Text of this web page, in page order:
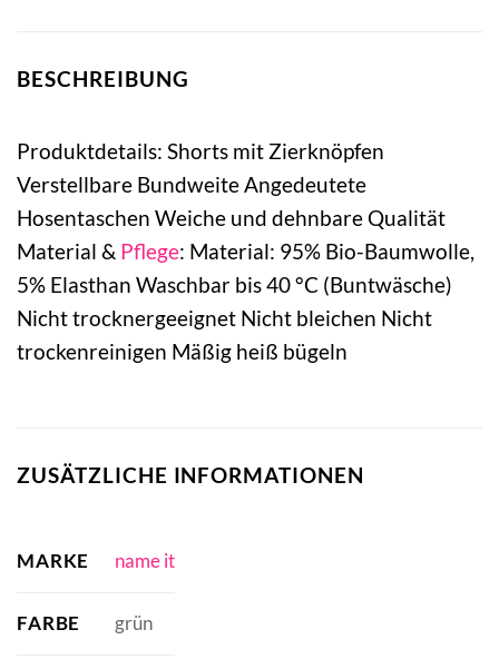
BESCHREIBUNG
Produktdetails: Shorts mit Zierknöpfen
Verstellbare Bundweite Angedeutete
Hosentaschen Weiche und dehnbare Qualität
Material & Pflege: Material: 95% Bio-Baumwolle,
5% Elasthan Waschbar bis 40 °C (Buntwäsche)
Nicht trocknergeeignet Nicht bleichen Nicht
trockenreinigen Mäßig heiß bügeln
ZUSÄTZLICHE INFORMATIONEN
MARKE name it
FARBE grün